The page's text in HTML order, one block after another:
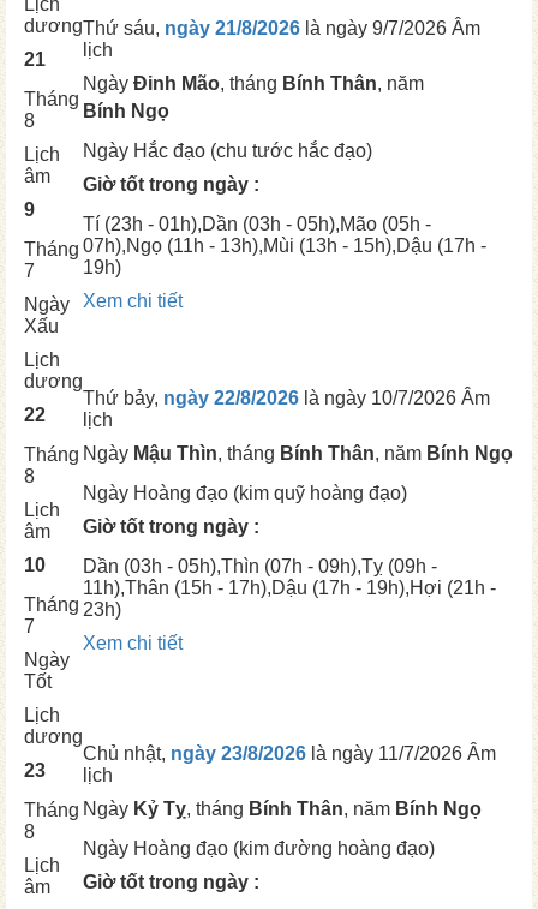
Lịch
dương
21
Tháng
8
Lịch
âm
9
Tháng
7
Ngày
Xấu
Thứ sáu, ngày 21/8/2026 là ngày 9/7/2026 Âm
lịch
Ngày Đinh Mão, tháng Bính Thân, năm
Bính Ngọ
Ngày Hắc đạo (chu tước hắc đạo)
Giờ tốt trong ngày :
Tí (23h - 01h),Dần (03h - 05h),Mão (05h -
07h),Ngọ (11h - 13h),Mùi (13h - 15h),Dậu (17h -
19h)
Xem chi tiết
Lịch
dương
22
Tháng
8
Lịch
âm
10
Tháng
7
Ngày
Tốt
Thứ bảy, ngày 22/8/2026 là ngày 10/7/2026 Âm
lịch
Ngày Mậu Thìn, tháng Bính Thân, năm Bính Ngọ
Ngày Hoàng đạo (kim quỹ hoàng đạo)
Giờ tốt trong ngày :
Dần (03h - 05h),Thìn (07h - 09h),Tỵ (09h -
11h),Thân (15h - 17h),Dậu (17h - 19h),Hợi (21h -
23h)
Xem chi tiết
Lịch
dương
23
Tháng
8
Lịch
âm
Chủ nhật, ngày 23/8/2026 là ngày 11/7/2026 Âm
lịch
Ngày Kỷ Tỵ, tháng Bính Thân, năm Bính Ngọ
Ngày Hoàng đạo (kim đường hoàng đạo)
Giờ tốt trong ngày :